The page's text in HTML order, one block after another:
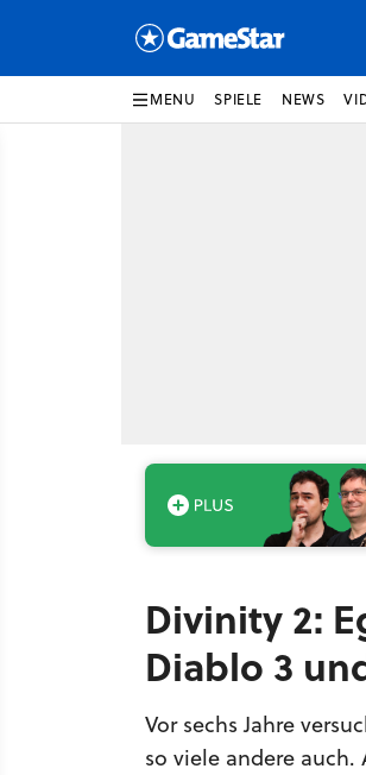
MENU SPIELE NEWS
Divinity 2:
Diablo 3
Vor sechs Jahre
so viele andere